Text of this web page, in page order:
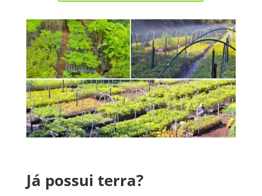
Já possui terra?